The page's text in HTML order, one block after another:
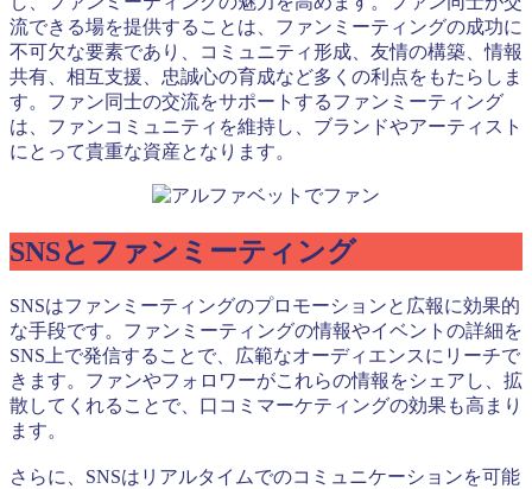
流できる場を提供することは、ファンミーティングの成功に
不可欠な要素であり、コミュニティ形成、友情の構築、情報
共有、相互支援、忠誠心の育成など多くの利点をもたらしま
す。ファン同士の交流をサポートするファンミーティング
は、ファンコミュニティを維持し、ブランドやアーティスト
にとって貴重な資産となります。
SNSとファンミーティング
SNSはファンミーティングのプロモーションと広報に効果的
な手段です。ファンミーティングの情報やイベントの詳細を
SNS上で発信することで、広範なオーディエンスにリーチで
きます。ファンやフォロワーがこれらの情報をシェアし、拡
散してくれることで、口コミマーケティングの効果も高まり
ます。
さらに、SNSはリアルタイムでのコミュニケーションを可能